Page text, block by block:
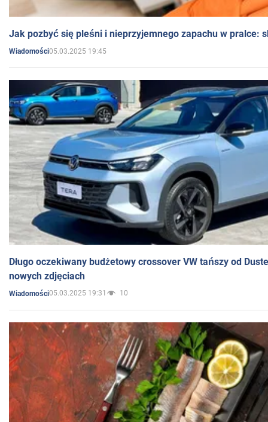
Jak pozbyć się pleśni i nieprzyjemnego zapachu w pralce:
Wiadomości05.03.2025 19:45
Długo oczekiwany budżetowy crossover VW tańszy od
nowych zdjęciach
Wiadomości05.03.2025 19:31 10